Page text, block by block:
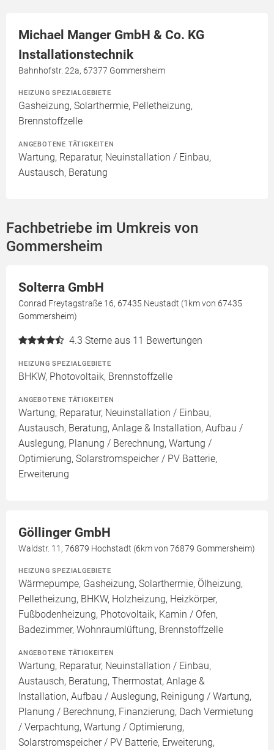
Michael Manger GmbH & Co. KG
Installationstechnik
Bahnhofstr. 22a, 67377 Gommersheim
HEIZUNG SPEZIALGEBIETE
Gasheizung, Solarthermie, Pelletheizung,
Brennstoffzelle
ANGEBOTENE TÄTIGKEITEN
Wartung, Reparatur, Neuinstallation / Einbau,
Austausch, Beratung
Fachbetriebe im Umkreis von
Gommersheim
Solterra GmbH
Conrad Freytagstraße 16, 67435 Neustadt (1km von 67435
Gommersheim)
4.3 Sterne aus 11 Bewertungen
HEIZUNG SPEZIALGEBIETE
BHKW, Photovoltaik, Brennstoffzelle
ANGEBOTENE TÄTIGKEITEN
Wartung, Reparatur, Neuinstallation / Einbau,
Austausch, Beratung, Anlage & Installation, Aufbau /
Auslegung, Planung / Berechnung, Wartung /
Optimierung, Solarstromspeicher / PV Batterie,
Erweiterung
Göllinger GmbH
Waldstr. 11, 76879 Hochstadt (6km von 76879 Gommersheim)
HEIZUNG SPEZIALGEBIETE
Wärmepumpe, Gasheizung, Solarthermie, Ölheizung,
Pelletheizung, BHKW, Holzheizung, Heizkörper,
Fußbodenheizung, Photovoltaik, Kamin / Ofen,
Badezimmer, Wohnraumlüftung, Brennstoffzelle
ANGEBOTENE TÄTIGKEITEN
Wartung, Reparatur, Neuinstallation / Einbau,
Austausch, Beratung, Thermostat, Anlage &
Installation, Aufbau / Auslegung, Reinigung / Wartung,
Planung / Berechnung, Finanzierung, Dach Vermietung
/ Verpachtung, Wartung / Optimierung,
Solarstromspeicher / PV Batterie, Erweiterung,